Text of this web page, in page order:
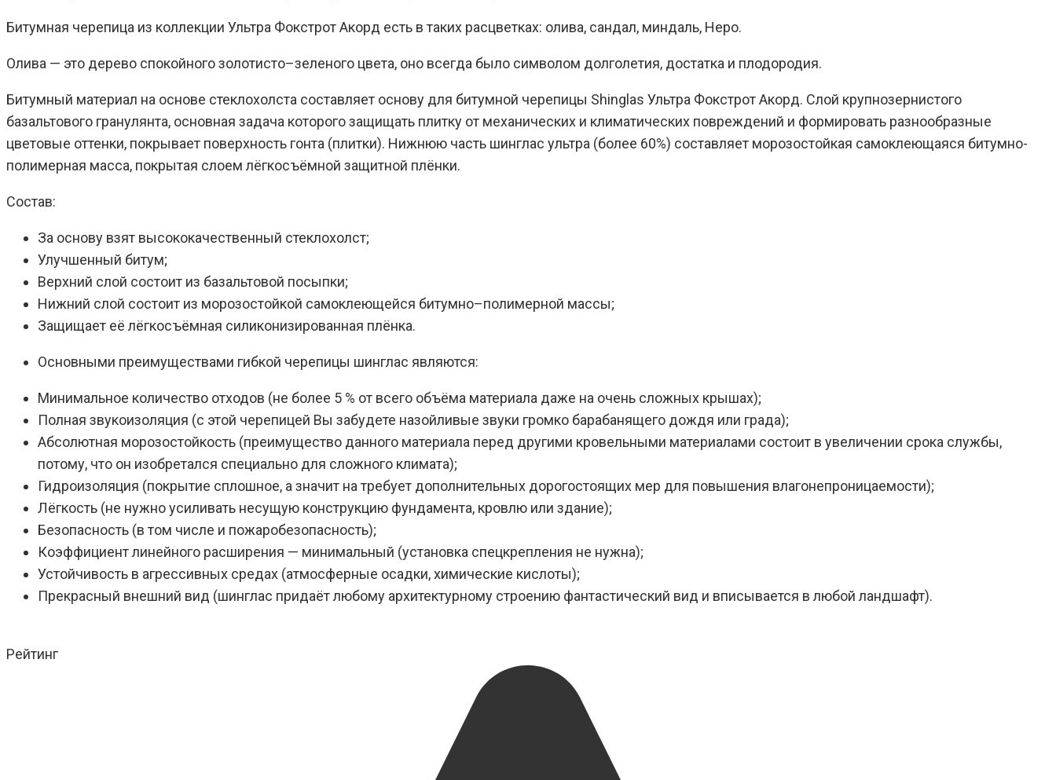
Битумная черепица из коллекции Ультра Фокстрот Акорд есть в таких расцветках: олива, сандал, миндаль, Неро.
Олива — это дерево спокойного золотисто–зеленого цвета, оно всегда было символом долголетия, достатка и плодородия.
Битумный материал на основе стеклохолста составляет основу для битумной черепицы Shinglas Ультра Фокстрот Акорд. Слой крупнозернистого
базальтового гранулянта, основная задача которого защищать плитку от механических и климатических повреждений и формировать разнообразные
цветовые оттенки, покрывает поверхность гонта (плитки). Нижнюю часть шинглас ультра (более 60%) составляет морозостойкая самоклеющаяся битумно-
полимерная масса, покрытая слоем лёгкосъёмной защитной плёнки.
Состав:
За основу взят высококачественный стеклохолст;
Улучшенный битум;
Верхний слой состоит из базальтовой посыпки;
Нижний слой состоит из морозостойкой самоклеющейся битумно–полимерной массы;
Защищает её лёгкосъёмная силиконизированная плёнка.
Основными преимуществами гибкой черепицы шинглас являются:
Минимальное количество отходов (не более 5 % от всего объёма материала даже на очень сложных крышах);
Полная звукоизоляция (с этой черепицей Вы забудете назойливые звуки громко барабанящего дождя или града);
Абсолютная морозостойкость (преимущество данного материала перед другими кровельными материалами состоит в увеличении срока службы,
потому, что он изобретался специально для сложного климата);
Гидроизоляция (покрытие сплошное, а значит на требует дополнительных дорогостоящих мер для повышения влагонепроницаемости);
Лёгкость (не нужно усиливать несущую конструкцию фундамента, кровлю или здание);
Безопасность (в том числе и пожаробезопасность);
Коэффициент линейного расширения — минимальный (установка спецкрепления не нужна);
Устойчивость в агрессивных средах (атмосферные осадки, химические кислоты);
Прекрасный внешний вид (шинглас придаёт любому архитектурному строению фантастический вид и вписывается в любой ландшафт).
Рейтинг